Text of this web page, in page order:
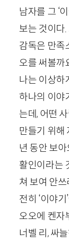
남자를 그 ‘
보는 것이다.
감독은 만족
오를 써볼까
나는 이상하
하나의 이야
는데, 어떤
만들기 위해
년 동안 보
활인이라는
쳐 보여 안
전히 ‘이야
오오에 켄자
너벨 리, 싸